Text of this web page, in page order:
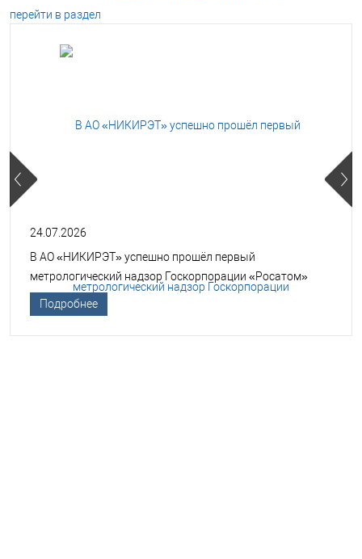
перейти в раздел
24.07.2026
В АО «НИКИРЭТ» успешно прошёл первый
метрологический надзор Госкорпорации «Росатом»
Подробнее